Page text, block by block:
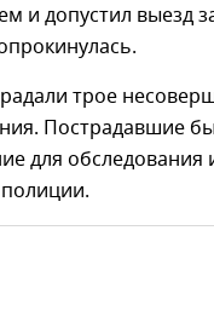
и допустил выезд
трое
Пострадавшие
для